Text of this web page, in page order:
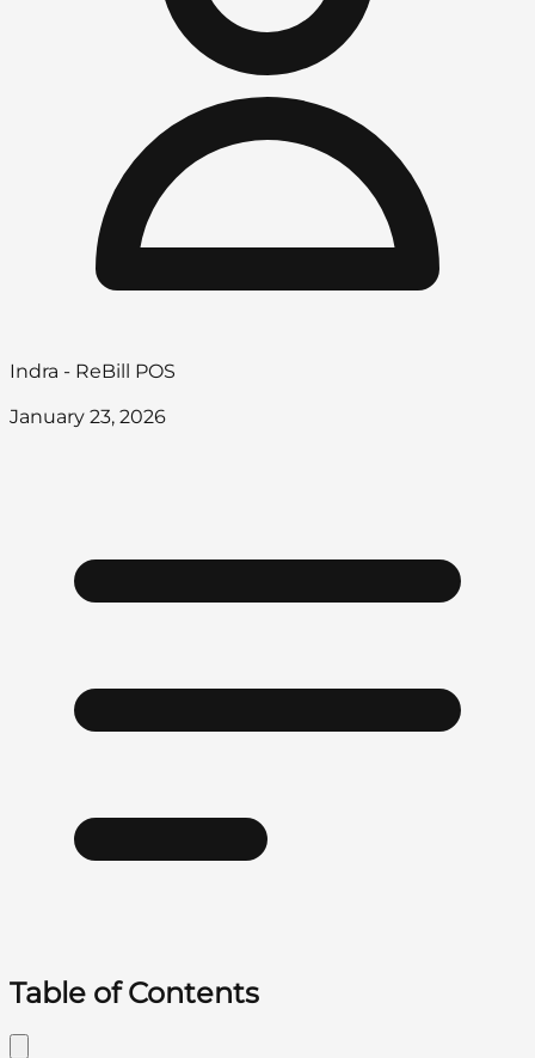
Indra - ReBill POS
January 23, 2026
Table of Contents